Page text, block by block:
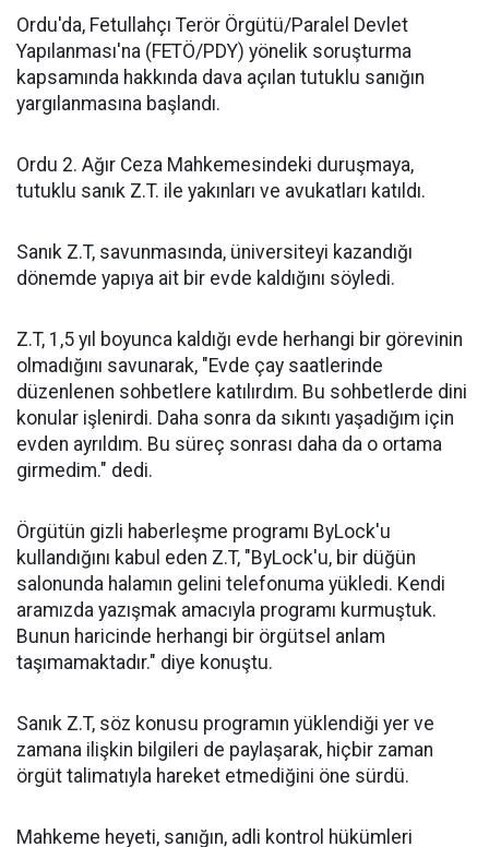
Ordu'da, Fetullahçı Terör Örgütü/Paralel Devlet
Yapılanması'na (FETÖ/PDY) yönelik soruşturma
kapsamında hakkında dava açılan tutuklu sanığın
yargılanmasına başlandı.
Ordu 2. Ağır Ceza Mahkemesindeki duruşmaya,
tutuklu sanık Z.T. ile yakınları ve avukatları katıldı.
Sanık Z.T, savunmasında, üniversiteyi kazandığı
dönemde yapıya ait bir evde kaldığını söyledi.
Z.T, 1,5 yıl boyunca kaldığı evde herhangi bir görevinin
olmadığını savunarak, "Evde çay saatlerinde
düzenlenen sohbetlere katılırdım. Bu sohbetlerde dini
konular işlenirdi. Daha sonra da sıkıntı yaşadığım için
evden ayrıldım. Bu süreç sonrası daha da o ortama
girmedim." dedi.
Örgütün gizli haberleşme programı ByLock'u
kullandığını kabul eden Z.T, "ByLock'u, bir düğün
salonunda halamın gelini telefonuma yükledi. Kendi
aramızda yazışmak amacıyla programı kurmuştuk.
Bunun haricinde herhangi bir örgütsel anlam
taşımamaktadır." diye konuştu.
Sanık Z.T, söz konusu programın yüklendiği yer ve
zamana ilişkin bilgileri de paylaşarak, hiçbir zaman
örgüt talimatıyla hareket etmediğini öne sürdü.
Mahkeme heyeti, sanığın, adli kontrol hükümleri